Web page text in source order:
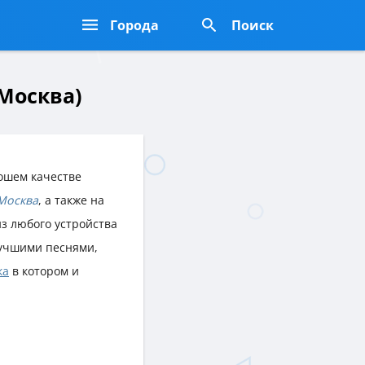
Города Поиск
качестве
, а также на
любого устройства
песнями,
в котором и